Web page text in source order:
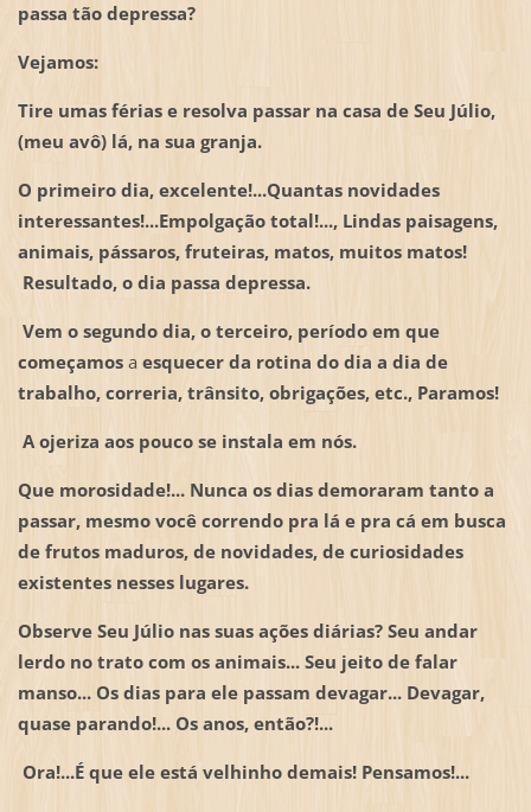
passa tão depressa?
Vejamos:
Tire umas férias e resolva passar na casa de Seu Júlio,
(meu avô) lá, na sua granja.
O primeiro dia, excelente!...Quantas novidades
interessantes!...Empolgação total!..., Lindas paisagens,
animais, pássaros, fruteiras, matos, muitos matos!
Resultado, o dia passa depressa.
Vem o segundo dia, o terceiro, período em que
começamosa esquecer da rotina do dia a dia de
trabalho, correria, trânsito, obrigações, etc., Paramos!
A ojeriza aos pouco se instala em nós.
Que morosidade!... Nunca os dias demoraram tanto a
passar, mesmo você correndo pra lá e pra cá em busca
de frutos maduros, de novidades, de curiosidades
existentes nesses lugares.
Observe Seu Júlio nas suas ações diárias? Seu andar
lerdo no trato com os animais... Seu jeito de falar
manso... Os dias para ele passam devagar... Devagar,
quase parando!... Os anos, então?!...
Ora!...É que ele está velhinho demais! Pensamos!...